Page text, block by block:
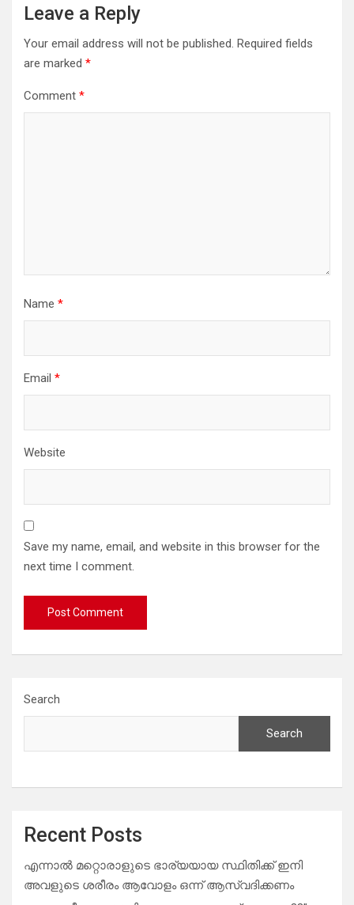
Leave a Reply
Your email address will not be published. Required fields
are marked *
Comment *
Name *
Email *
Website
Save my name, email, and website in this browser for the
next time I comment.
Search
Search
Recent Posts
എന്നാൽ മറ്റൊരാളുടെ ഭാര്യയായ സ്ഥിതിക്ക് ഇനി
അവളുടെ ശരീരം ആവോളം ഒന്ന് ആസ്വദിക്കണം